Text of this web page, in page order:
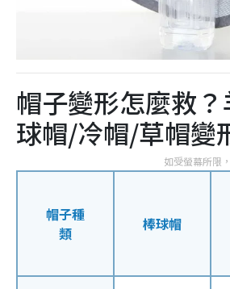
帽子變形怎麼救？
球帽/冷帽/草帽變
帽子種
類
棒球帽